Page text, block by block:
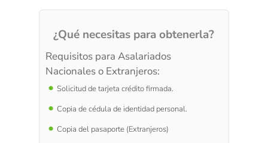
¿Qué necesitas para obtenerla?
Requisitos para Asalariados
Nacionales o Extranjeros:
Solicitud de tarjeta crédito firmada.
Copia de cédula de identidad personal.
Copia del pasaporte (Extranjeros)